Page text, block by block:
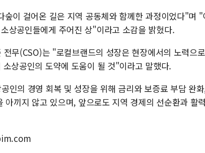
숲이 걸어온 길은 지역 공동체와 함께한 과정이었다"며
상공인들에게 주어진 상"이라고 소감을 밝혔다.
전무(CSO)는 "로컬브랜드의 성장은 현장에서의 노력으
상공인의 도약에 도움이 될 것"이라고 말했다.
인의 경영 회복 및 성장을 위해 금리와 보증료 부담 완
아끼지 않고 있으며, 앞으로도 지역 경제의 선순환과 활